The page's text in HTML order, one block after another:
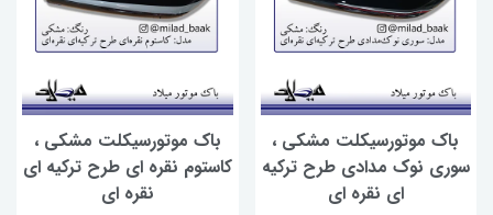
باک موتورسیکلت مشکی ،
سوری نوک مدادی طرح ترکیه
ای نقره ای
باک موتورسیکلت مشکی ،
کاستوم نقره ای طرح ترکیه ای
نقره ای